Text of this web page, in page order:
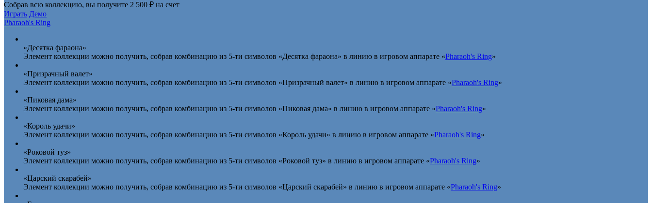
Собрав всю коллекцию, вы получите 2 500 ₽ на счет
Играть Демо
Pharaoh's Ring
«Десятка фараона»
Элемент коллекции можно получить, собрав комбинацию из 5-ти символов «Десятка фараона» в линию в игровом аппарате «Pharaoh's Ring»
«Призрачный валет»
Элемент коллекции можно получить, собрав комбинацию из 5-ти символов «Призрачный валет» в линию в игровом аппарате «Pharaoh's Ring»
«Пиковая дама»
Элемент коллекции можно получить, собрав комбинацию из 5-ти символов «Пиковая дама» в линию в игровом аппарате «Pharaoh's Ring»
«Король удачи»
Элемент коллекции можно получить, собрав комбинацию из 5-ти символов «Король удачи» в линию в игровом аппарате «Pharaoh's Ring»
«Роковой туз»
Элемент коллекции можно получить, собрав комбинацию из 5-ти символов «Роковой туз» в линию в игровом аппарате «Pharaoh's Ring»
«Царский скарабей»
Элемент коллекции можно получить, собрав комбинацию из 5-ти символов «Царский скарабей» в линию в игровом аппарате «Pharaoh's Ring»